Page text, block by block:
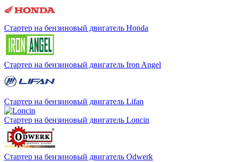
Стартер на бензиновый двигатель Honda
Стартер на бензиновый двигатель Iron Angel
Стартер на бензиновый двигатель Lifan
Стартер на бензиновый двигатель Loncin
Стартер на бензиновый двигатель Odwerk